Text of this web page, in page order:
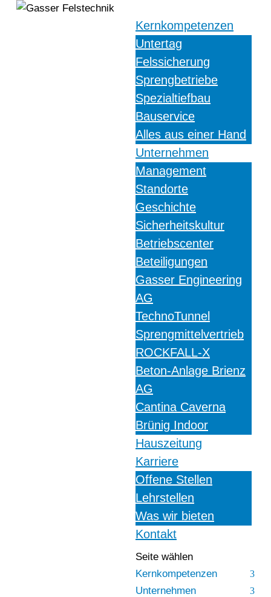
Kernkompetenzen
Untertag
Felssicherung
Sprengbetriebe
Spezialtiefbau
Bauservice
Alles aus einer Hand
Unternehmen
Management
Standorte
Geschichte
Sicherheitskultur
Betriebscenter
Beteiligungen
Gasser Engineering
AG
TechnoTunnel
Sprengmittelvertrieb
ROCKFALL-X
Beton-Anlage Brienz
AG
Cantina Caverna
Brünig Indoor
Hauszeitung
Karriere
Offene Stellen
Lehrstellen
Was wir bieten
Kontakt
Seite wählen
Kernkompetenzen
Unternehmen